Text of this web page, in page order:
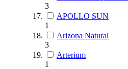
3
APOLLO SUN
1
Arizona Natural
3
Arterium
1